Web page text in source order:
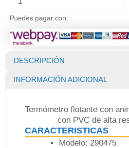
flotante
con
Animalito
-
Pez
Puedes pagar con:
DESCRIPCIÓN
INFORMACIÓN ADICIONAL
Termómetro flotante con
con PVC de alta
CARACTERISTICAS
Modelo: 290475